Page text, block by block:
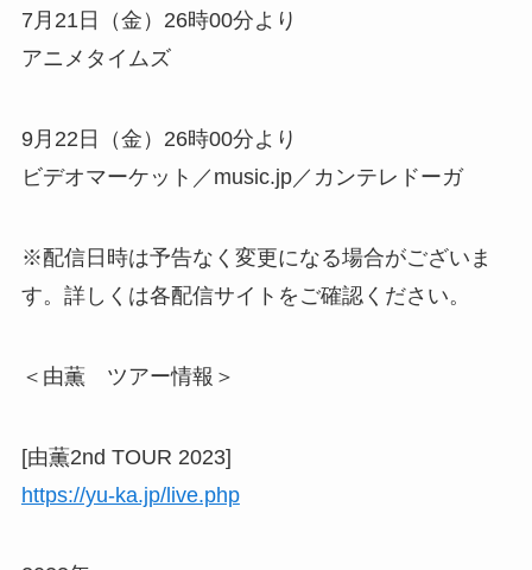
7月21日（金）26時00分より
アニメタイムズ
9月22日（金）26時00分より
ビデオマーケット／music.jp／カンテレドーガ
※配信日時は予告なく変更になる場合がございま
す。詳しくは各配信サイトをご確認ください。
＜由薫 ツアー情報＞
[由薫2nd TOUR 2023]
https://yu-ka.jp/live.php